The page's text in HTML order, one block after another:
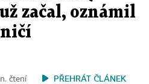
začal, oznámil
čtení PŘEHRÁT ČLÁNEK